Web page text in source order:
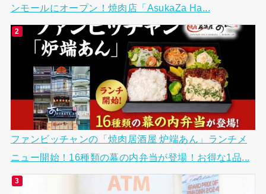
ンモールにオープン！焼肉店「AsukaZa Ha...
ファンビッチャンの「焼肉居酒屋 炉端あん」ランチメ
ニュー開始！16種類の幕の内弁当が登場！お得な1品...